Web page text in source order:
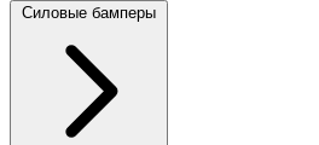
Силовые бамперы